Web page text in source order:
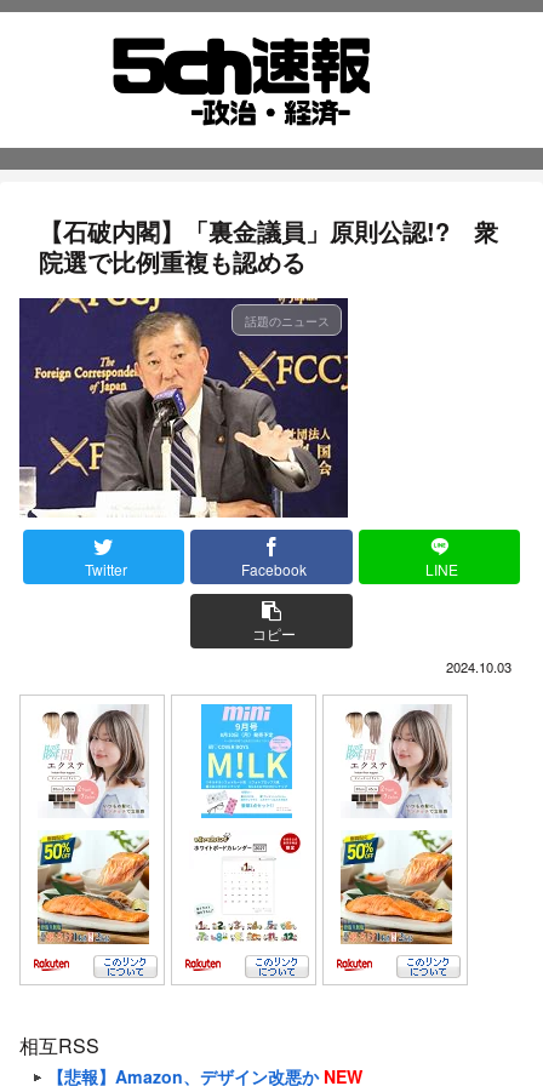
【石破内閣】「裏金議員」原則公認!? 衆
院選で比例重複も認める
話題のニュース
Twitter Facebook LINE
コピー
2024.10.03
相互RSS
【悲報】Amazon、デザイン改悪か NEW